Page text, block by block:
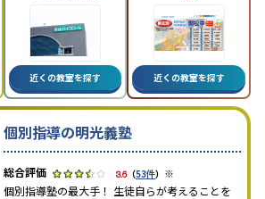
近くの教室を探す 近くの教室を探す
個別指導の明光義塾
3.6（53件） ※
個別指導塾の最大手！ 生徒自らが考えることを